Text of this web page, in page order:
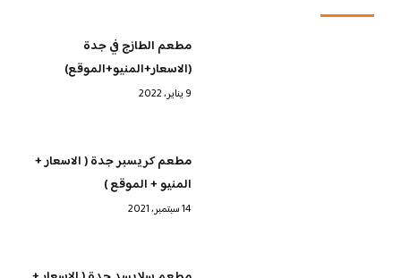
مطعم الطازج في جدة
(الاسعار+المنيو+الموقع)
9 يناير، 2022
مطعم كريسبر جدة ( الاسعار +
المنيو + الموقع )
14 سبتمبر، 2021